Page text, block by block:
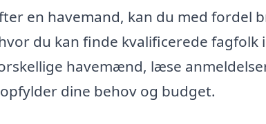
en havemand, kan du med fordel
du kan finde kvalificerede
havemænd, læse
dine behov og budget.